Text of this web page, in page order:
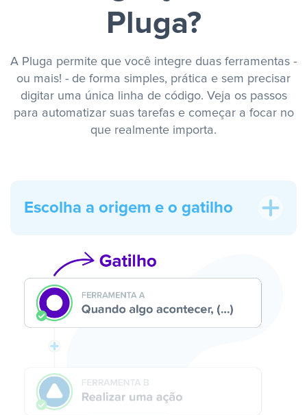
Pluga?
A Pluga permite que você integre duas ferramentas -
ou mais! - de forma simples, prática e sem precisar
digitar uma única linha de código. Veja os passos
para automatizar suas tarefas e começar a focar no
que realmente importa.
Escolha a origem e o gatilho